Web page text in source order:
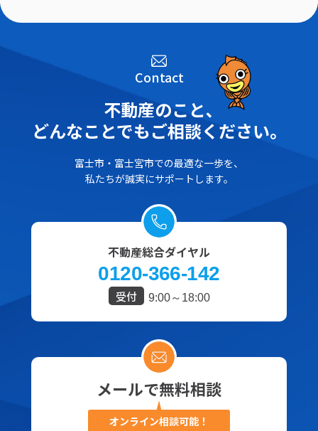
Contact
不動産のこと､
どんなことでもご相談ください。
富士市・富士宮市での最適な一歩を、
私たちが誠実にサポートします。
不動産総合ダイヤル
0120-366-142
受付 9:00～18:00
メールで無料相談
オンライン相談可能！